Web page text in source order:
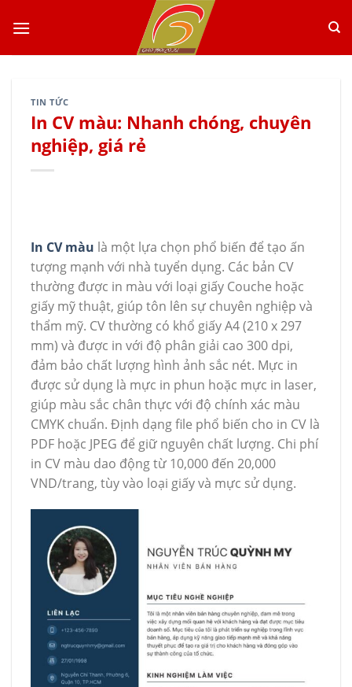
TIN TỨC
In CV màu: Nhanh chóng, chuyên
nghiệp, giá rẻ
In CV màu là một lựa chọn phổ biến để tạo ấn
tượng mạnh với nhà tuyển dụng. Các bản CV
thường được in màu với loại giấy Couche hoặc
giấy mỹ thuật, giúp tôn lên sự chuyên nghiệp và
thẩm mỹ. CV thường có khổ giấy A4 (210 x 297
mm) và được in với độ phân giải cao 300 dpi,
đảm bảo chất lượng hình ảnh sắc nét. Mực in
được sử dụng là mực in phun hoặc mực in laser,
giúp màu sắc chân thực với độ chính xác màu
CMYK chuẩn. Định dạng file phổ biến cho in CV là
PDF hoặc JPEG để giữ nguyên chất lượng. Chi phí
in CV màu dao động từ 10,000 đến 20,000
VND/trang, tùy vào loại giấy và mực sử dụng.